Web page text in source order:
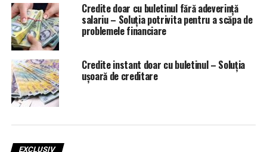
Credite doar cu buletinul fără adeverință
salariu – Soluția potrivita pentru a scăpa de
problemele financiare
Credite instant doar cu buletinul – Soluția
ușoară de creditare
EXCLUSIV